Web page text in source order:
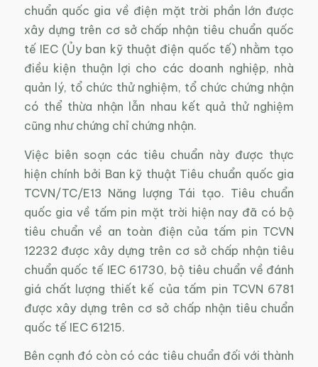
chuẩn quốc gia về điện mặt trời phần lớn được
xây dựng trên cơ sở chấp nhận tiêu chuẩn quốc
tế IEC (Ủy ban kỹ thuật điện quốc tế) nhằm tạo
điều kiện thuận lợi cho các doanh nghiệp, nhà
quản lý, tổ chức thử nghiệm, tổ chức chứng nhận
có thể thừa nhận lẫn nhau kết quả thử nghiệm
cũng như chứng chỉ chứng nhận.
Việc biên soạn các tiêu chuẩn này được thực
hiện chính bởi Ban kỹ thuật Tiêu chuẩn quốc gia
TCVN/TC/E13 Năng lượng Tái tạo. Tiêu chuẩn
quốc gia về tấm pin mặt trời hiện nay đã có bộ
tiêu chuẩn về an toàn điện của tấm pin TCVN
12232 được xây dựng trên cơ sở chấp nhận tiêu
chuẩn quốc tế IEC 61730, bộ tiêu chuẩn về đánh
giá chất lượng thiết kế của tấm pin TCVN 6781
được xây dựng trên cơ sở chấp nhận tiêu chuẩn
quốc tế IEC 61215.
Bên cạnh đó còn có các tiêu chuẩn đối với thành